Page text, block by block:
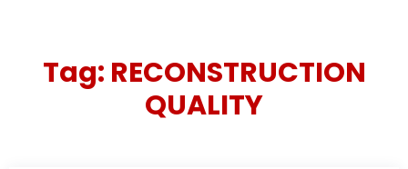
Tag: RECONSTRUCTION
QUALITY